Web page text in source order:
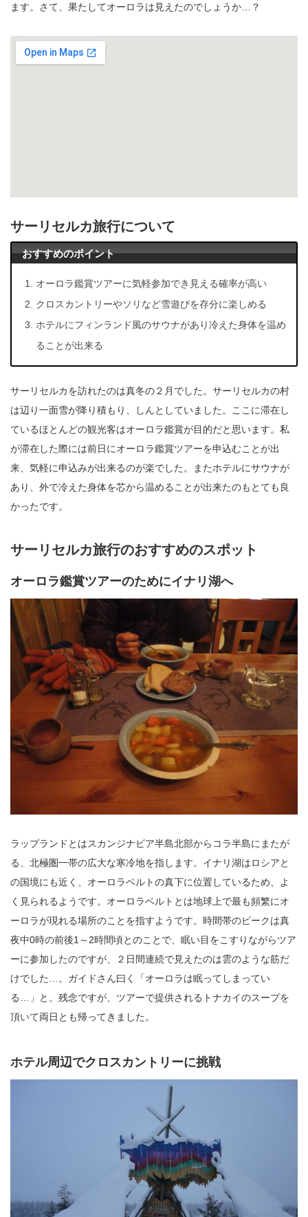
ます。さて、果たしてオーロラは見えたのでしょうか…？
サーリセルカ旅行について
おすすめのポイント
オーロラ鑑賞ツアーに気軽参加でき見える確率が高い
クロスカントリーやソリなど雪遊びを存分に楽しめる
ホテルにフィンランド風のサウナがあり冷えた身体を温め
ることが出来る
サーリセルカを訪れたのは真冬の２月でした。サーリセルカの村
は辺り一面雪が降り積もり、しんとしていました。ここに滞在し
ているほとんどの観光客はオーロラ鑑賞が目的だと思います。私
が滞在した際には前日にオーロラ鑑賞ツアーを申込むことが出
来、気軽に申込みが出来るのが楽でした。またホテルにサウナが
あり、外で冷えた身体を芯から温めることが出来たのもとても良
かったです。
サーリセルカ旅行のおすすめのスポット
オーロラ鑑賞ツアーのためにイナリ湖へ
ラップランドとはスカンジナビア半島北部からコラ半島にまたが
る、北極圏一帯の広大な寒冷地を指します。イナリ湖はロシアと
の国境にも近く、オーロラベルトの真下に位置しているため、よ
く見られるようです。オーロラベルトとは地球上で最も頻繁にオ
ーロラが現れる場所のことを指すようです。時間帯のピークは真
夜中0時の前後1～2時間頃とのことで、眠い目をこすりながらツア
ーに参加したのですが、２日間連続で見えたのは雲のような筋だ
けでした…。ガイドさん曰く「オーロラは眠ってしまってい
る…」と。残念ですが、ツアーで提供されるトナカイのスープを
頂いて両日とも帰ってきました。
ホテル周辺でクロスカントリーに挑戦